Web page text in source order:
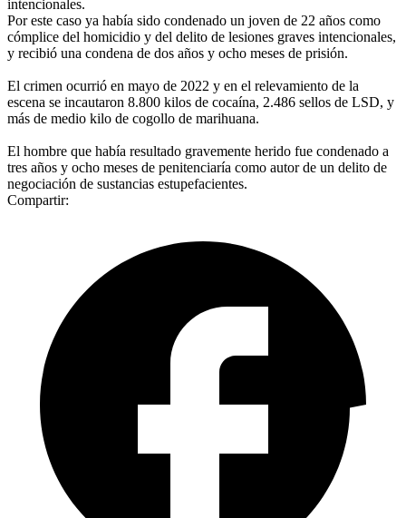
intencionales.
Por este caso ya había sido condenado un joven de 22 años como
cómplice del homicidio y del delito de lesiones graves intencionales,
y recibió una condena de dos años y ocho meses de prisión.
El crimen ocurrió en mayo de 2022 y en el relevamiento de la
escena se incautaron 8.800 kilos de cocaína, 2.486 sellos de LSD, y
más de medio kilo de cogollo de marihuana.
El hombre que había resultado gravemente herido fue condenado a
tres años y ocho meses de penitenciaría como autor de un delito de
negociación de sustancias estupefacientes.
Compartir: